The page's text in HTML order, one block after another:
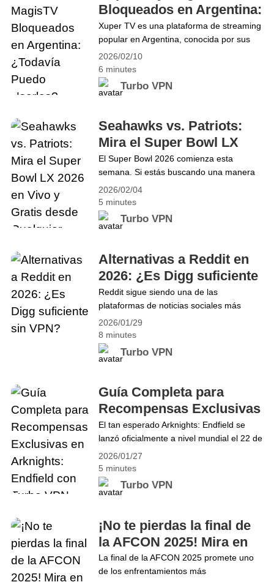
de&hellip; Continue reading Copa del Rey
2026: Cómo ver la Final en vivo desde
cualquier lugar con Turbo VPN
2026/02/10
6 minutes
Turbo VPN
Bloqueados en Argentina:
¿Todavía Puedo Usarlos?
Xuper TV es una plataforma de streaming
popular en Argentina, conocida por sus
shows en vivo y contenido bajo demanda.
Sin embargo, debido a restricciones
geográficas repentinas, los usuarios de
todo el país reportaron la pérdida de
mismo día, Turbo VPN experimentó un
aumento de nuevos usuarios&hellip;
Continue reading XuperTV y MagisTV
Bloqueados en Argentina: ¿Todavía
Puedo Usarlos?
2026/02/04
5 minutes
Turbo VPN
Seahawks vs. Patriots:
Mira el Super Bowl LX
2026 en Vivo y Gratis
desde Cualquier Lugar
El Super Bowl 2026 comienza esta
semana. Si estás buscando una manera
de ver el partido en vivo y gratis desde
cualquier lugar, esta guía te mostrará
exactamente cómo Turbo VPN te permite
disfrutar de cada momento sin
Super Bowl 2026? El Super Bowl LX se
llevará a cabo&hellip; Continue reading
Seahawks vs. Patriots: Mira el Super Bowl
LX 2026 en Vivo y Gratis desde Cualquier
Lugar
2026/01/29
8 minutes
Turbo VPN
Alternativas a Reddit en
2026: ¿Es Digg suficiente
sin VPN?
Reddit sigue siendo una de las
plataformas de noticias sociales más
influyentes del mundo, pero acceder a
ella no siempre es fácil ni garantizado. En
varios países, Reddit puede estar
bloqueado, ralentizado o inestable debido
trabajo o regulaciones regionales. Al
mismo tiempo, la creciente preocupación
por la privacidad&hellip; Continue reading
Alternativas a Reddit en 2026: ¿Es Digg
suficiente sin VPN?
2026/01/27
5 minutes
Turbo VPN
Guía Completa para
Recompensas Exclusivas
en Arknights: Endfield
con Turbo VPN
El tan esperado Arknights: Endfield se
lanzó oficialmente a nivel mundial el 22 de
enero de 2026. Para celebrar, los
desarrolladores ofrecen recompensas
exclusivas para principiantes a todos los
jugadores que canjeen códigos
lanzamiento. En esta guía, Turbo VPN te
proporciona la guía correcta y los últimos
códigos activos, asegurando&hellip;
Continue reading Guía Completa para
Recompensas Exclusivas en Arknights:
¡No te pierdas la final de
la AFCON 2025! Mira en
vivo desde cualquier
lugar con Turbo VPN
La final de la AFCON 2025 promete uno
de los enfrentamientos más